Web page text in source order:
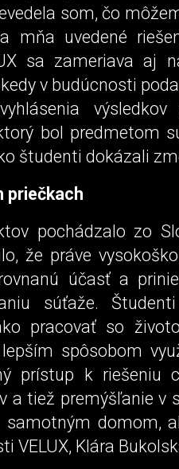
som, čo
mňa uvedené
sa zameriava aj
v budúcnosti
bol predmetom
študenti dokázali
priečkach
pochádzalo zo
že práve
účasť a
súťaže.
pracovať so
spôsobom
prístup k riešeniu
a tiež premýšľanie v
domom,
VELUX, Klára